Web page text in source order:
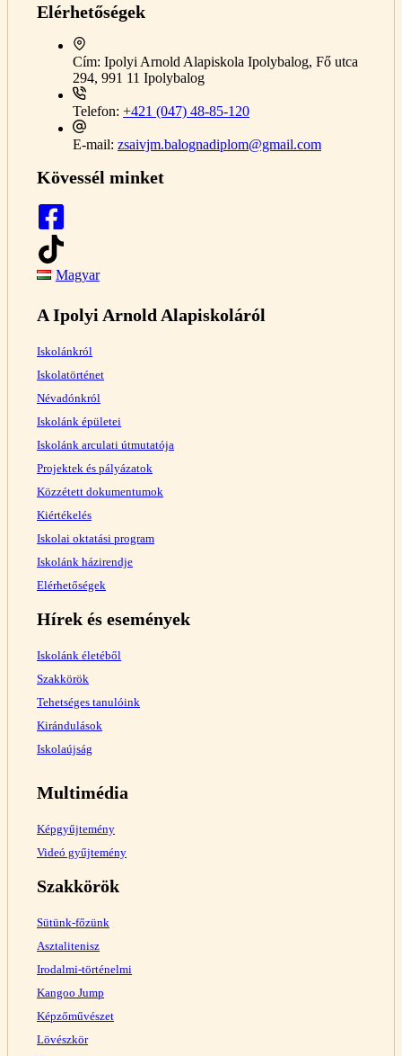
Elérhetőségek
Cím: Ipolyi Arnold Alapiskola Ipolybalog, Fő utca
294, 991 11 Ipolybalog
Telefon: +421 (047) 48-85-120
E-mail: zsaivjm.balognadiplom@gmail.com
Kövessél minket
Magyar
A Ipolyi Arnold Alapiskoláról
Iskolánkról
Iskolatörténet
Névadónkról
Iskolánk épületei
Iskolánk arculati útmutatója
Projektek és pályázatok
Közzétett dokumentumok
Kiértékelés
Iskolai oktatási program
Iskolánk házirendje
Elérhetőségek
Hírek és események
Iskolánk életéből
Szakkörök
Tehetséges tanulóink
Kirándulások
Iskolaújság
Multimédia
Képgyűjtemény
Videó gyűjtemény
Szakkörök
Sütünk-főzünk
Asztalitenisz
Irodalmi-történelmi
Kangoo Jump
Képzőművészet
Lövészkör